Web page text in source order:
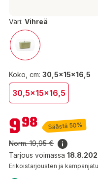
Väri: Vihreä
Koko, cm: 30,5x15x16,5
30,5x15x16,5
9,98 €
998 Säästä 50%
Norm.19,95 €
Tarjous voimassa
Erikoistarjousten ja